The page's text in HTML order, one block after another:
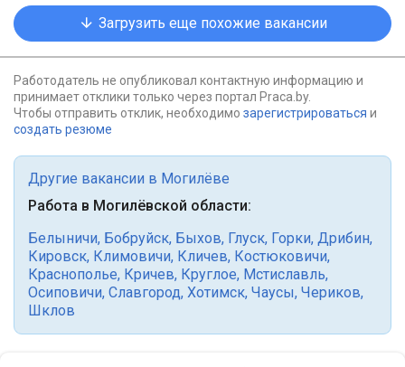
Загрузить еще похожие вакансии
Работодатель не опубликовал контактную информацию и
принимает отклики только через портал Praca.by.
Чтобы отправить отклик, необходимо зарегистрироваться и
создать резюме
Другие вакансии в Могилёве
Работа в Могилёвской области:
Белыничи, Бобруйск, Быхов, Глуск, Горки, Дрибин,
Кировск, Климовичи, Кличев, Костюковичи,
Краснополье, Кричев, Круглое, Мстиславль,
Осиповичи, Славгород, Хотимск, Чаусы, Чериков,
Шклов